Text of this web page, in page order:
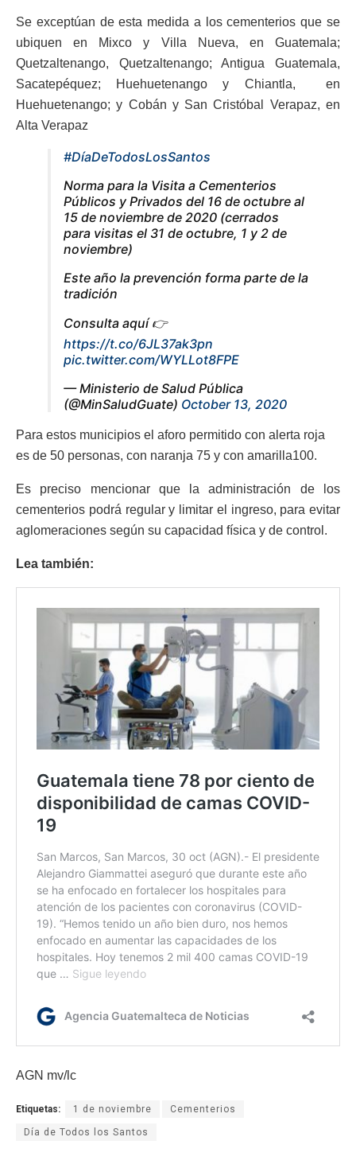
Se exceptúan de esta medida a los cementerios que se
ubiquen en Mixco y Villa Nueva, en Guatemala;
Quetzaltenango, Quetzaltenango; Antigua Guatemala,
Sacatepéquez; Huehuetenango y Chiantla, en
Huehuetenango; y Cobán y San Cristóbal Verapaz, en
Alta Verapaz
#DíaDeTodosLosSantos
Norma para la Visita a Cementerios
Públicos y Privados del 16 de octubre al
15 de noviembre de 2020 (cerrados
para visitas el 31 de octubre, 1 y 2 de
noviembre)
Este año la prevención forma parte de la
tradición
Consulta aquí 👉
https://t.co/6JL37ak3pn
pic.twitter.com/WYLLot8FPE
— Ministerio de Salud Pública
(@MinSaludGuate) October 13, 2020
Para estos municipios el aforo permitido con alerta roja
es de 50 personas, con naranja 75 y con amarilla100.
Es preciso mencionar que la administración de los
cementerios podrá regular y limitar el ingreso, para evitar
aglomeraciones según su capacidad física y de control.
Lea también:
AGN mv/lc
Etiquetas: 1 de noviembre Cementerios
Día de Todos los Santos